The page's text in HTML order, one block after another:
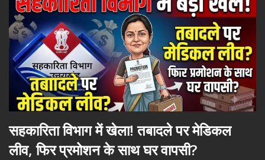
सहकारिता विभाग में खेला! तबादले पर मेडिकल
लीव, फिर प्रमोशन के साथ घर वापसी?